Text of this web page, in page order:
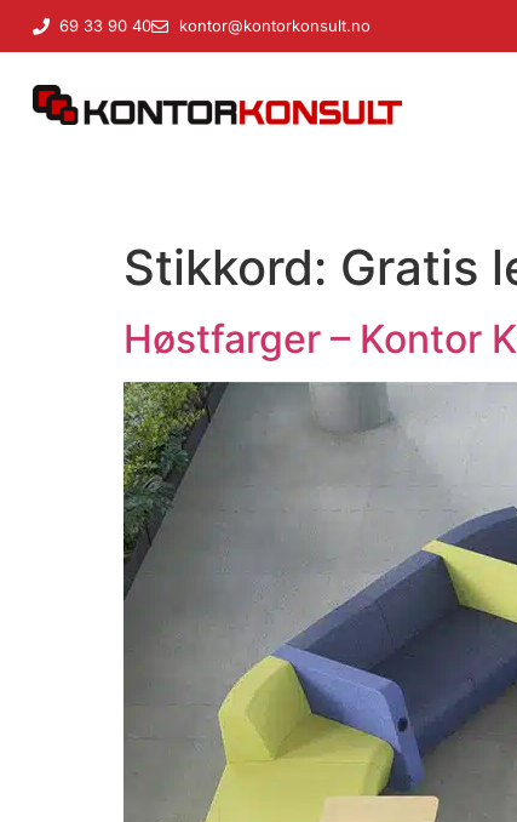
innholdet
69 33 90 40 kontor@kontorkonsult.no
Stikkord: Gratis
Høstfarger – Kontor